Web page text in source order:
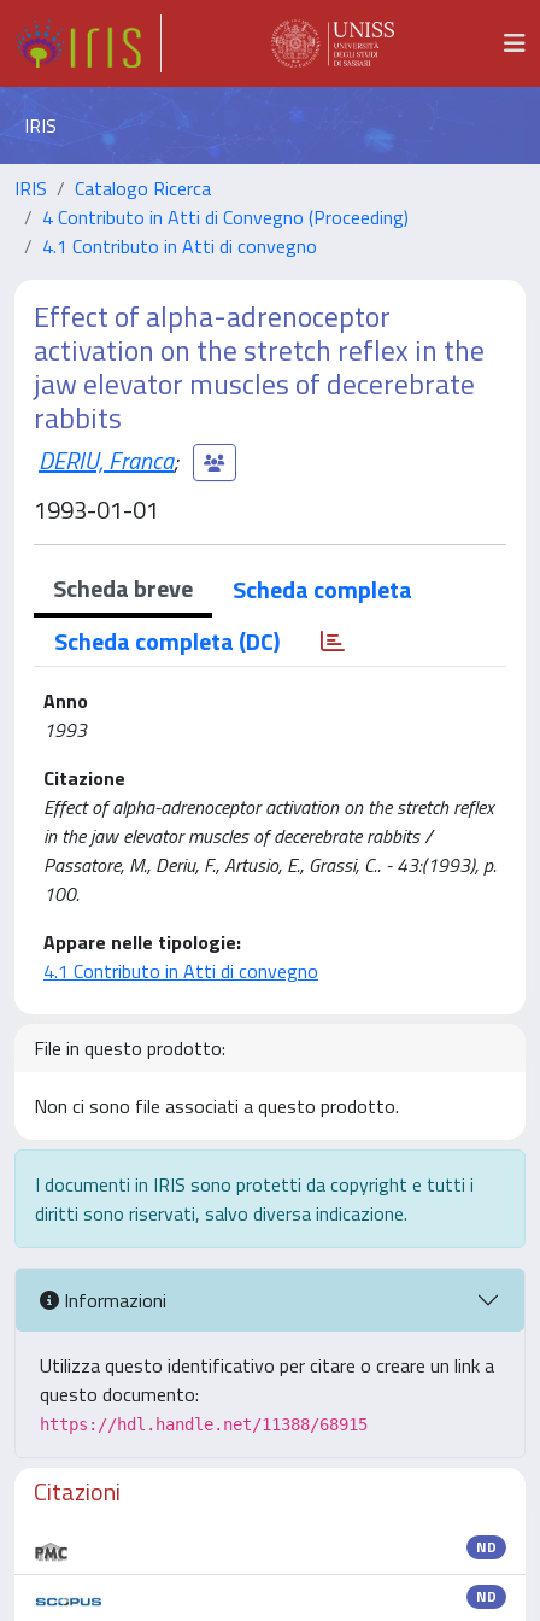
IRIS
IRIS
Catalogo Ricerca
4 Contributo in Atti di Convegno (Proceeding)
4.1 Contributo in Atti di convegno
Effect of alpha-adrenoceptor
activation on the stretch reflex in the
jaw elevator muscles of decerebrate
rabbits
DERIU, Franca;
1993-01-01
Scheda breve
Scheda completa
Scheda completa (DC)
Anno
1993
Citazione
Effect of alpha-adrenoceptor activation on the stretch reflex
in the jaw elevator muscles of decerebrate rabbits /
Passatore, M., Deriu, F., Artusio, E., Grassi, C.. - 43:(1993), p.
100.
Appare nelle tipologie:
4.1 Contributo in Atti di convegno
File in questo prodotto:
Non ci sono file associati a questo prodotto.
I documenti in IRIS sono protetti da copyright e tutti i
diritti sono riservati, salvo diversa indicazione.
Informazioni
Utilizza questo identificativo per citare o creare un link a
questo documento:
https://hdl.handle.net/11388/68915
Citazioni
ND
ND